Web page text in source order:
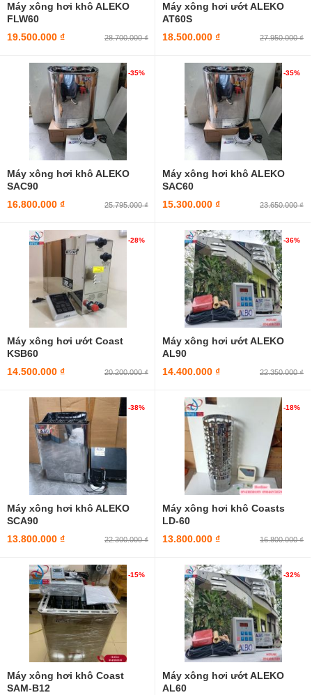
Máy xông hơi khô ALEKO
FLW60
19.500.000 ₫
28.700.000 ₫
Máy xông hơi ướt ALEKO
AT60S
18.500.000 ₫
27.950.000 ₫
Máy xông hơi khô ALEKO
SAC90
16.800.000 ₫
25.795.000 ₫
-35%
Máy xông hơi khô ALEKO
SAC60
15.300.000 ₫
23.650.000 ₫
-35%
Máy xông hơi ướt Coast
KSB60
14.500.000 ₫
20.200.000 ₫
-28%
Máy xông hơi ướt ALEKO
AL90
14.400.000 ₫
22.350.000 ₫
-36%
Máy xông hơi khô ALEKO
SCA90
13.800.000 ₫
22.300.000 ₫
-38%
Máy xông hơi khô Coasts
LD-60
13.800.000 ₫
16.800.000 ₫
-18%
Máy xông hơi khô Coast
SAM-B12
-15%
Máy xông hơi ướt ALEKO
AL60
-32%